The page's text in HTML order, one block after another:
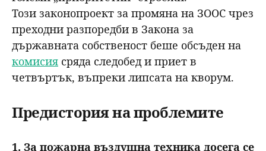
Този законопроект за промяна на ЗООС чрез
преходни разпоредби в Закона за
държавната собственост беше обсъден на
комисия сряда следобед и приет в
четвъртък, въпреки липсата на кворум.
Предистория на проблемите
1. За пожарна въздушна техника досега се